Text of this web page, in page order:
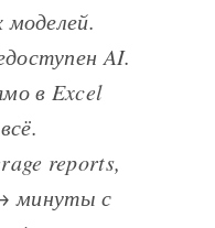
моделей.
AI.
в Excel
reports,
минуты с